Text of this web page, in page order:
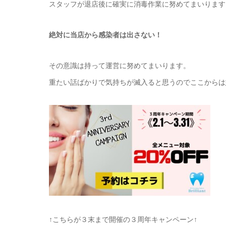
スタッフが退店後に確実に消毒作業に努めてまいります
絶対に当店から感染者は出さない！
その意識は持って運営に努めてまいります。
重たい話ばかりで気持ちが滅入ると思うのでここからは
↑こちらが３末まで開催の３周年キャンペーン↑